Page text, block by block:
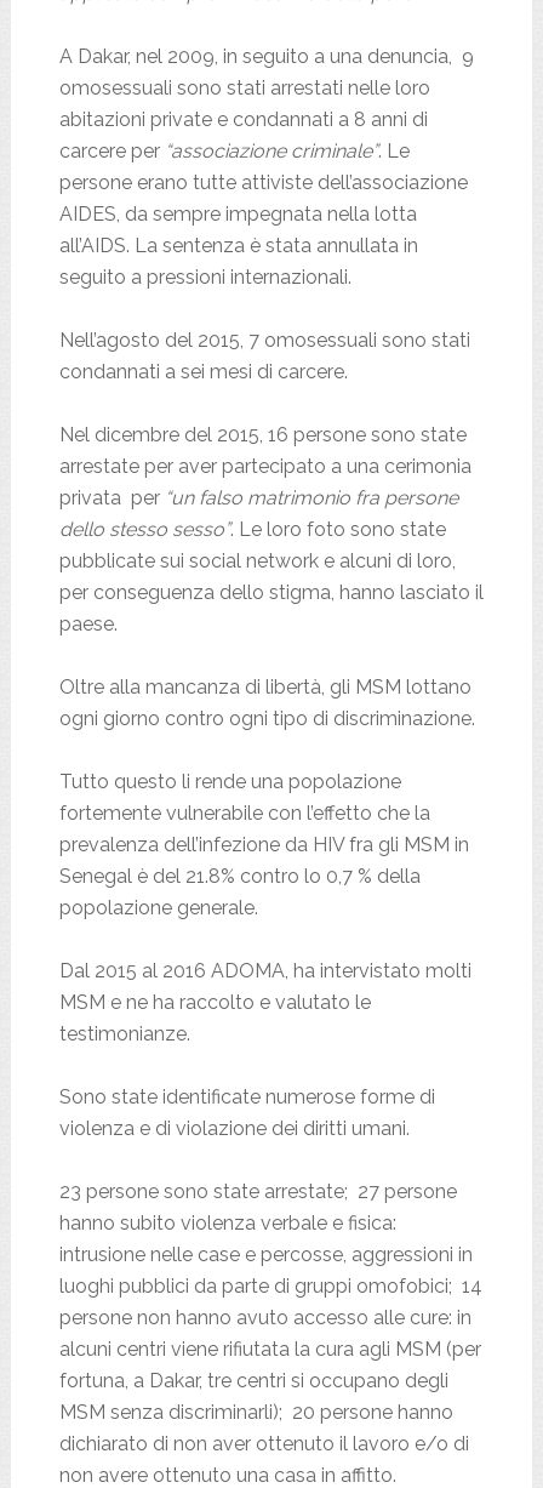
A Dakar, nel 2009, in seguito a una denuncia, 9
omosessuali sono stati arrestati nelle loro
abitazioni private e condannati a 8 anni di
carcere per“associazione criminale”. Le
persone erano tutte attiviste dell’associazione
AIDES, da sempre impegnata nella lotta
all’AIDS. La sentenza è stata annullata in
seguito a pressioni internazionali.
Nell’agosto del 2015, 7 omosessuali sono stati
condannati a sei mesi di carcere.
Nel dicembre del 2015, 16 persone sono state
arrestate per aver partecipato a una cerimonia
privata per “un falso matrimonio fra persone
dello stesso sesso”. Le loro foto sono state
pubblicate sui social network e alcuni di loro,
per conseguenza dello stigma, hanno lasciato il
paese.
Oltre alla mancanza di libertà, gli MSM lottano
ogni giorno contro ogni tipo di discriminazione.
Tutto questo li rende una popolazione
fortemente vulnerabile con l’effetto che la
prevalenza dell’infezione da HIV fra gli MSM in
Senegal è del 21.8% contro lo 0,7 % della
popolazione generale.
Dal 2015 al 2016 ADOMA, ha intervistato molti
MSM e ne ha raccolto e valutato le
testimonianze.
Sono state identificate numerose forme di
violenza e di violazione dei diritti umani.
23 persone sono state arrestate; 27 persone
hanno subito violenza verbale e fisica:
intrusione nelle case e percosse, aggressioni in
luoghi pubblici da parte di gruppi omofobici; 14
persone non hanno avuto accesso alle cure: in
alcuni centri viene rifiutata la cura agli MSM (per
fortuna, a Dakar, tre centri si occupano degli
MSM senza discriminarli); 20 persone hanno
dichiarato di non aver ottenuto il lavoro e/o di
non avere ottenuto una casa in affitto.